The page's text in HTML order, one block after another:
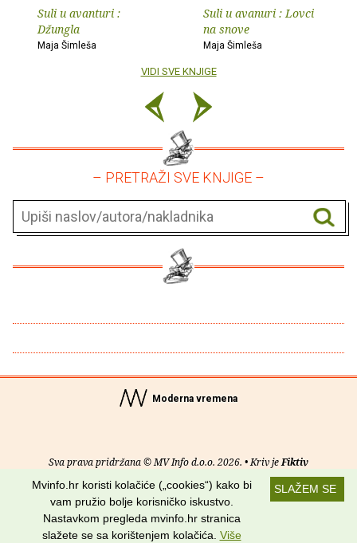
Suli u avanturi :
Džungla
Maja Šimleša
Suli u avanuri : Lovci
na snove
Maja Šimleša
VIDI SVE KNJIGE
– PRETRAŽI SVE KNJIGE –
Moderna vremena
Sva prava pridržana © MV Info d.o.o. 2026. • Kriv jeFiktiv
O nama• Pomoć• Uvjeti korištenja•RSS kanali
Potraži nas na:
SLAŽEM SE
Mvinfo.hr koristi kolačiće („cookies“) kako bi
vam pružio bolje korisničko iskustvo.
Nastavkom pregleda mvinfo.hr stranica
slažete se sa korištenjem kolačića. Više